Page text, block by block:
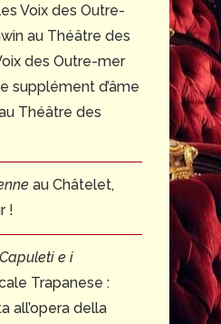
Voix des Outre-
au Théâtre des
des Outre-mer
supplément d’âme
Théâtre des
au Châtelet,
!
e i
Trapanese :
all’opera della